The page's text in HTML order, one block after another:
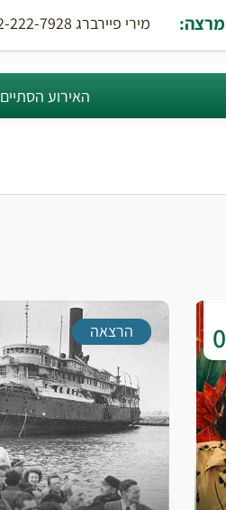
מרצה: מירי פיירברג 052-222-7928
האירוע הסתיים
הרצאה